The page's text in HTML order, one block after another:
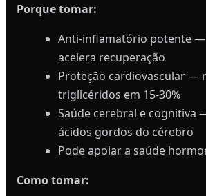
Porque tomar:
Anti-inflamatório potente —
acelera recuperação
Proteção cardiovascular —
triglicéridos em 15-30%
Saúde cerebral e cognitiva
ácidos gordos do cérebro
Pode apoiar a saúde
Como tomar: